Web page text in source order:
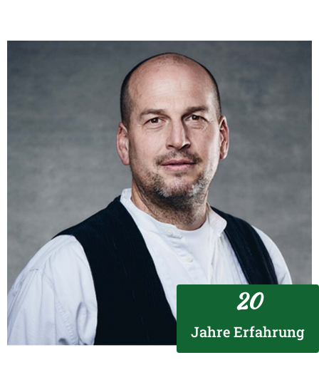
Weg zum Wohlfühlhaus
Eine garantierte Bauzeit ist eine der Spezialitäten von
Weitere Informationen
Jahre Erfahrung
20